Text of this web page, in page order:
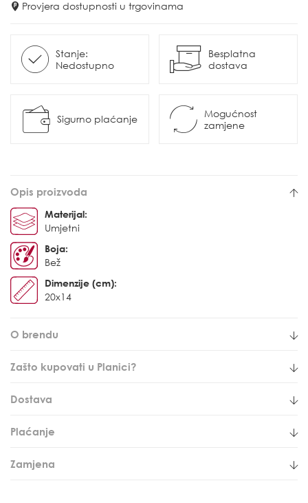
Provjera dostupnosti u trgovinama
Stanje:
Nedostupno
Besplatna
dostava
Sigurno plaćanje
Mogućnost
zamjene
Opis proizvoda
Materijal:
Umjetni
Boja:
Bež
Dimenzije (cm):
20x14
O brendu
Zašto kupovati u Planici?
Dostava
Plaćanje
Zamjena